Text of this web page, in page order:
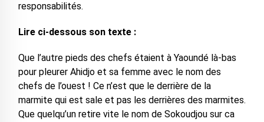
responsabilités.
Lire ci-dessous son texte :
Que l’autre pieds des chefs étaient à Yaoundé là-bas
pour pleurer Ahidjo et sa femme avec le nom des
chefs de l’ouest ! Ce n’est que le derrière de la
marmite qui est sale et pas les derrières des marmites.
Que quelqu’un retire vite le nom de Sokoudjou sur ca